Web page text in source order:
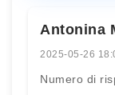
Antonina
2025-05-26
Numero di